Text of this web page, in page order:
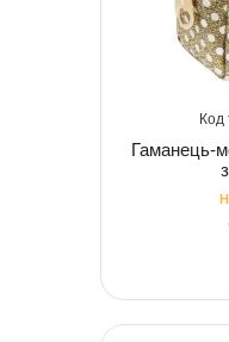
Гаманець-